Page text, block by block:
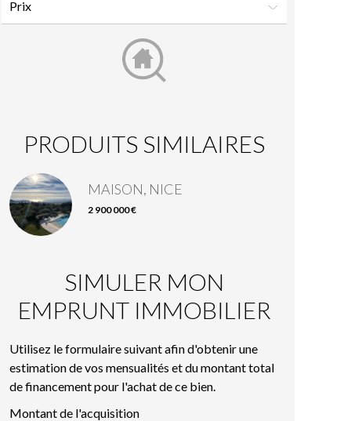
PRODUITS SIMILAIRES
MAISON, NICE
2 900 000 €
SIMULER MON
EMPRUNT IMMOBILIER
Utilisez le formulaire suivant afin d'obtenir une
estimation de vos mensualités et du montant total
de financement pour l'achat de ce bien.
Montant de l'acquisition